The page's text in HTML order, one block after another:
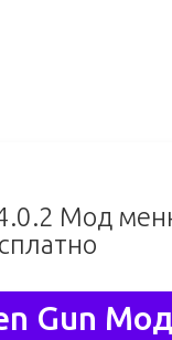
Мод
Gun